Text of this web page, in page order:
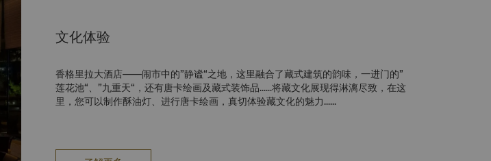
文化体验
香格里拉大酒店——闹市中的”静谧“之地，这里融合了藏式建筑的韵味，一进门的”
莲花池“、”九重天“，还有唐卡绘画及藏式装饰品......将藏文化展现得淋漓尽致，在这
里，您可以制作酥油灯、进行唐卡绘画，真切体验藏文化的魅力......